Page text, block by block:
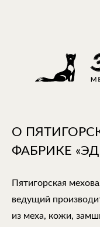
О
ФАБРИКЕ
Пятигорская
ведущий
из меха, кожи,